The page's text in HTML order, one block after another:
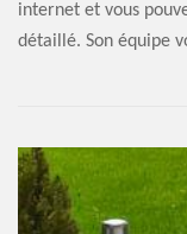
internet et vous
détaillé. Son équipe